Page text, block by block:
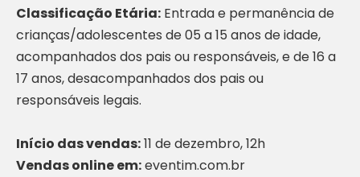
Classificação Etária: Entrada e permanência de
crianças/adolescentes de 05 a 15 anos de idade,
acompanhados dos pais ou responsáveis, e de 16 a
17 anos, desacompanhados dos pais ou
responsáveis legais.
Início das vendas:11 de dezembro, 12h
Vendas online em:eventim.com.br